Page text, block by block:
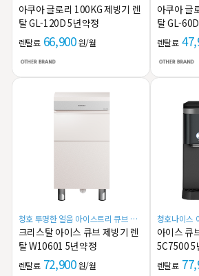
아쿠아 글로리 100KG 제빙기 렌
탈 GL-120D 5년약정
렌탈료 66,900원/월
아쿠아 글
탈 GL-
렌탈료
청호 투명한 얼음 아이스트리 큐브 제
빙기
크리스탈 아이스 큐브 제빙기 렌
탈 W10601 5년약정
렌탈료 72,900원/월
청호나이스
아이스 큐
5C7500 5
렌탈료